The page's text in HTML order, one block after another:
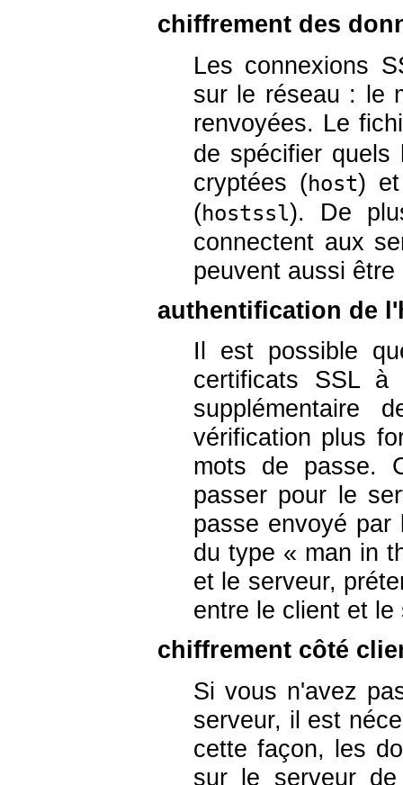
chiffrement des
Les connexions
sur le réseau : le
renvoyées. Le
de spécifier quels
cryptées (host) et
(hostssl). De
connectent aux
peuvent aussi
authentification de
Il est possible
certificats SSL à
supplémentaire
vérification plus
mots de passe.
passer pour le
passe envoyé
du type « man in
et le serveur,
entre le client et le
chiffrement côté
Si vous n'avez
serveur, il est
cette façon, les
sur le serveur